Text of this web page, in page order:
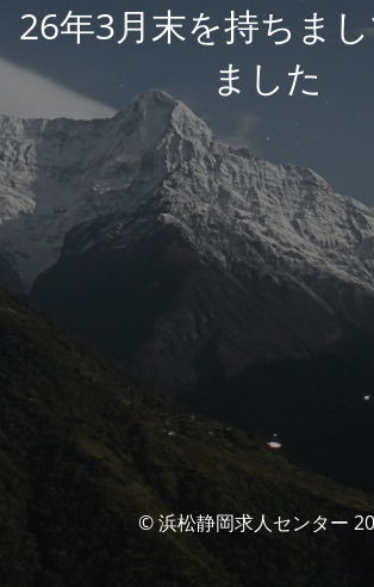
26年3月末を持ちま
ました
© 浜松静岡求人センター